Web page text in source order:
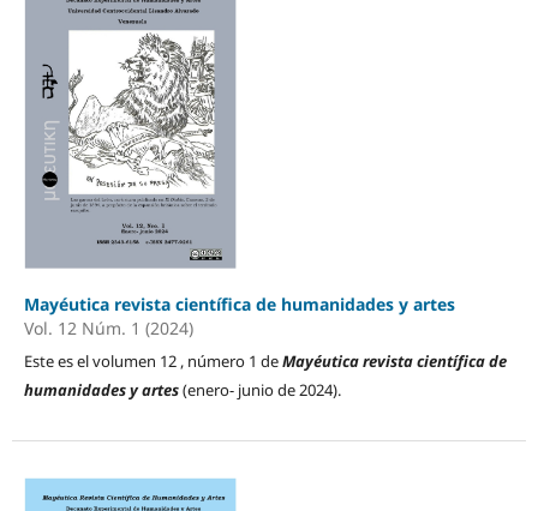
Mayéutica revista científica de humanidades y artes
Vol. 12 Núm. 1 (2024)
Este es el volumen 12 , número 1 deMayéutica revista científica de
humanidades y artes(enero- junio de 2024).